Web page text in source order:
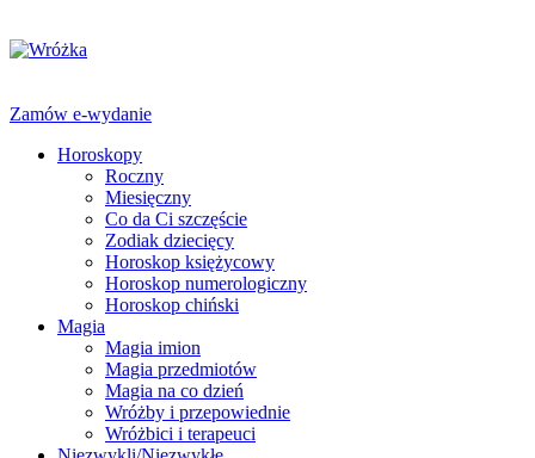
Zamów e-wydanie
Horoskopy
Roczny
Miesięczny
Co da Ci szczęście
Zodiak dziecięcy
Horoskop księżycowy
Horoskop numerologiczny
Horoskop chiński
Magia
Magia imion
Magia przedmiotów
Magia na co dzień
Wróżby i przepowiednie
Wróżbici i terapeuci